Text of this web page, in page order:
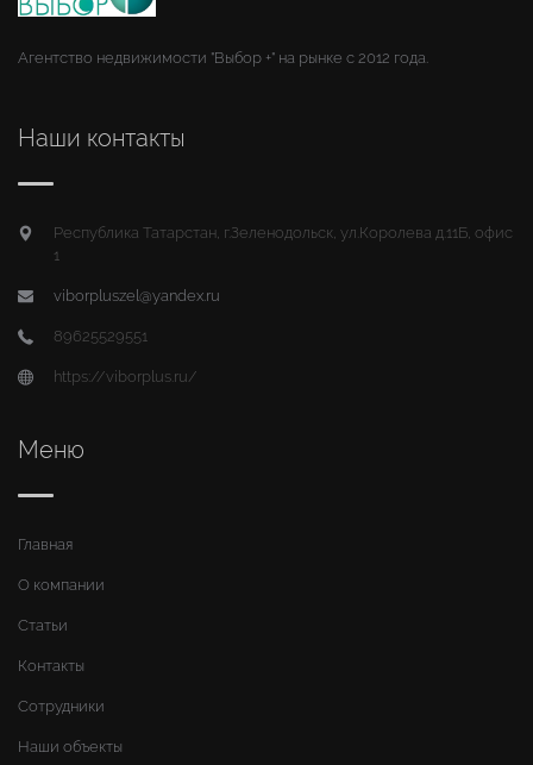
Агентство недвижимости "Выбор +" на рынке с 2012 года.
Наши контакты
Республика Татарстан, г.Зеленодольск, ул.Королева д.11Б, офис
1
viborpluszel@yandex.ru
89625529551
https://viborplus.ru/
Меню
Главная
О компании
Статьи
Контакты
Сотрудники
Наши объекты